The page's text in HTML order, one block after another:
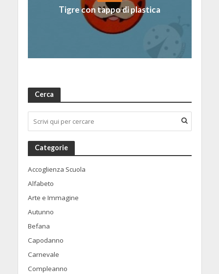
Tigre con tappo di plastica
Cerca
Categorie
Accoglienza Scuola
Alfabeto
Arte e Immagine
Autunno
Befana
Capodanno
Carnevale
Compleanno